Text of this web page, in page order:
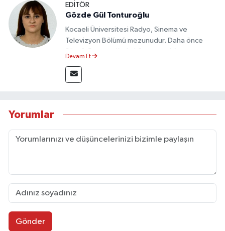
EDİTÖR
Gözde Gül Tonturoğlu
Kocaeli Üniversitesi Radyo, Sinema ve
Televizyon Bölümü mezunudur. Daha önce
Sözcü Gazetesi’nde köşe yazarlığı yapmış ve
Devam Et
Yorumlar
Gönder